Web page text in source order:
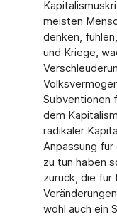
meisten
denken,
und Kriege,
Subventionen
dem
radikaler
Anpassung
zu tun haben
zurück, die für
wohl auch ein